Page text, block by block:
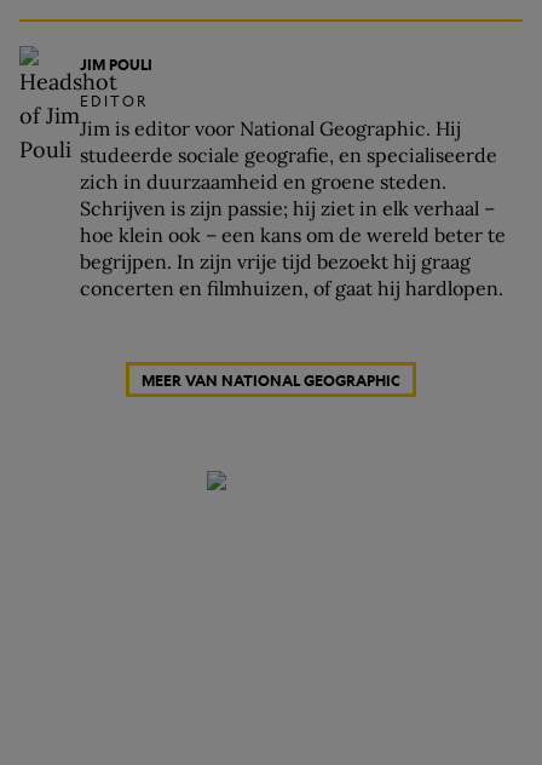
JIM POULI
EDITOR
Jim is editor voor National Geographic. Hij
studeerde sociale geografie, en specialiseerde
zich in duurzaamheid en groene steden.
Schrijven is zijn passie; hij ziet in elk verhaal –
hoe klein ook – een kans om de wereld beter te
begrijpen. In zijn vrije tijd bezoekt hij graag
concerten en filmhuizen, of gaat hij hardlopen.
MEER VAN NATIONAL GEOGRAPHIC